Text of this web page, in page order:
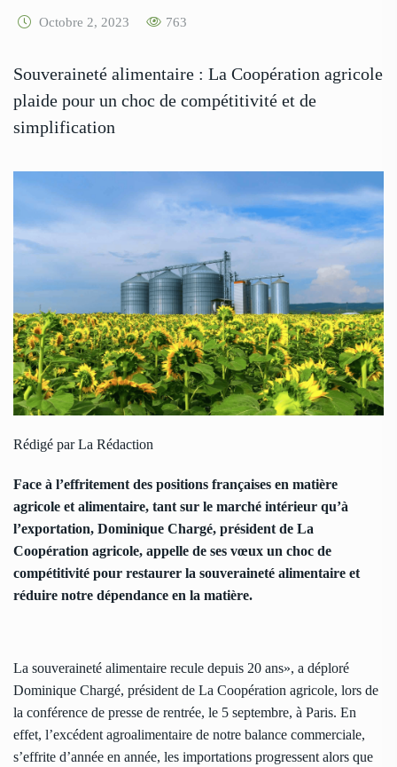
Octobre 2, 2023 763
Souveraineté alimentaire : La Coopération agricole
plaide pour un choc de compétitivité et de
simplification
Rédigé par La Rédaction
Face à l’effritement des positions françaises en matière
agricole et alimentaire, tant sur le marché intérieur qu’à
l’exportation, Dominique Chargé, président de La
Coopération agricole, appelle de ses vœux un choc de
compétitivité pour restaurer la souveraineté alimentaire et
réduire notre dépendance en la matière.
La souveraineté alimentaire recule depuis 20 ans», a déploré
Dominique Chargé, président de La Coopération agricole, lors de
la conférence de presse de rentrée, le 5 septembre, à Paris. En
effet, l’excédent agroalimentaire de notre balance commerciale,
s’effrite d’année en année, les importations progressent alors que